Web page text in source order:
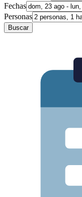
Fechas
Personas
Buscar